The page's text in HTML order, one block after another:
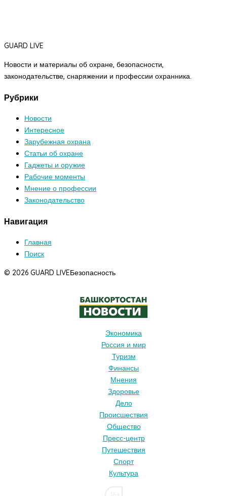
GUARD LIVE
Новости и материалы об охране, безопасности,
законодательстве, снаряжении и профессии охранника.
Рубрики
Новости
Интересное
Зарубежная охрана
Статьи об охране
Гаджеты и оружие
Рабочие моменты
Мнение о профессии
Законодательство
Навигация
Главная
Поиск
© 2026 GUARD LIVEБезопасность
Экономика
Россия и мир
Туризм
Финансы
Мнения
Здоровье
Дело
Происшествия
Общество
Пресс-центр
Путешествия
Спорт
Культура